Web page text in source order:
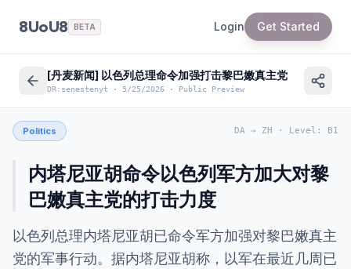
8UoU8 BETA Login Get Started
[丹麦新闻] 以色列总理命令加强打击黎巴嫩真主党
DR:senestenyt · 5/25/2026 · Public Preview
Politics DA → ZH · Level : B1
内塔尼亚胡命令以色列军方加大对黎
巴嫩真主党的打击力度
以色列总理内塔尼亚胡已命令军方加强对黎巴嫩真主
党的军事行动。据内塔尼亚胡称，以军在最近几周已